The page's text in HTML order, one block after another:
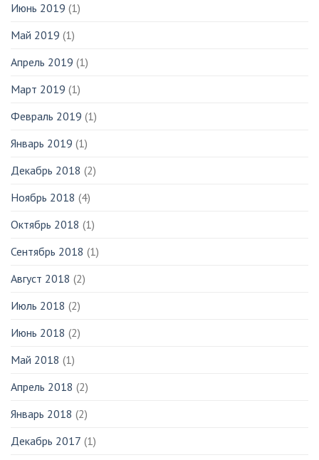
Июнь 2019 (1)
Май 2019 (1)
Апрель 2019 (1)
Март 2019 (1)
Февраль 2019 (1)
Январь 2019 (1)
Декабрь 2018 (2)
Ноябрь 2018 (4)
Октябрь 2018 (1)
Сентябрь 2018 (1)
Август 2018 (2)
Июль 2018 (2)
Июнь 2018 (2)
Май 2018 (1)
Апрель 2018 (2)
Январь 2018 (2)
Декабрь 2017 (1)